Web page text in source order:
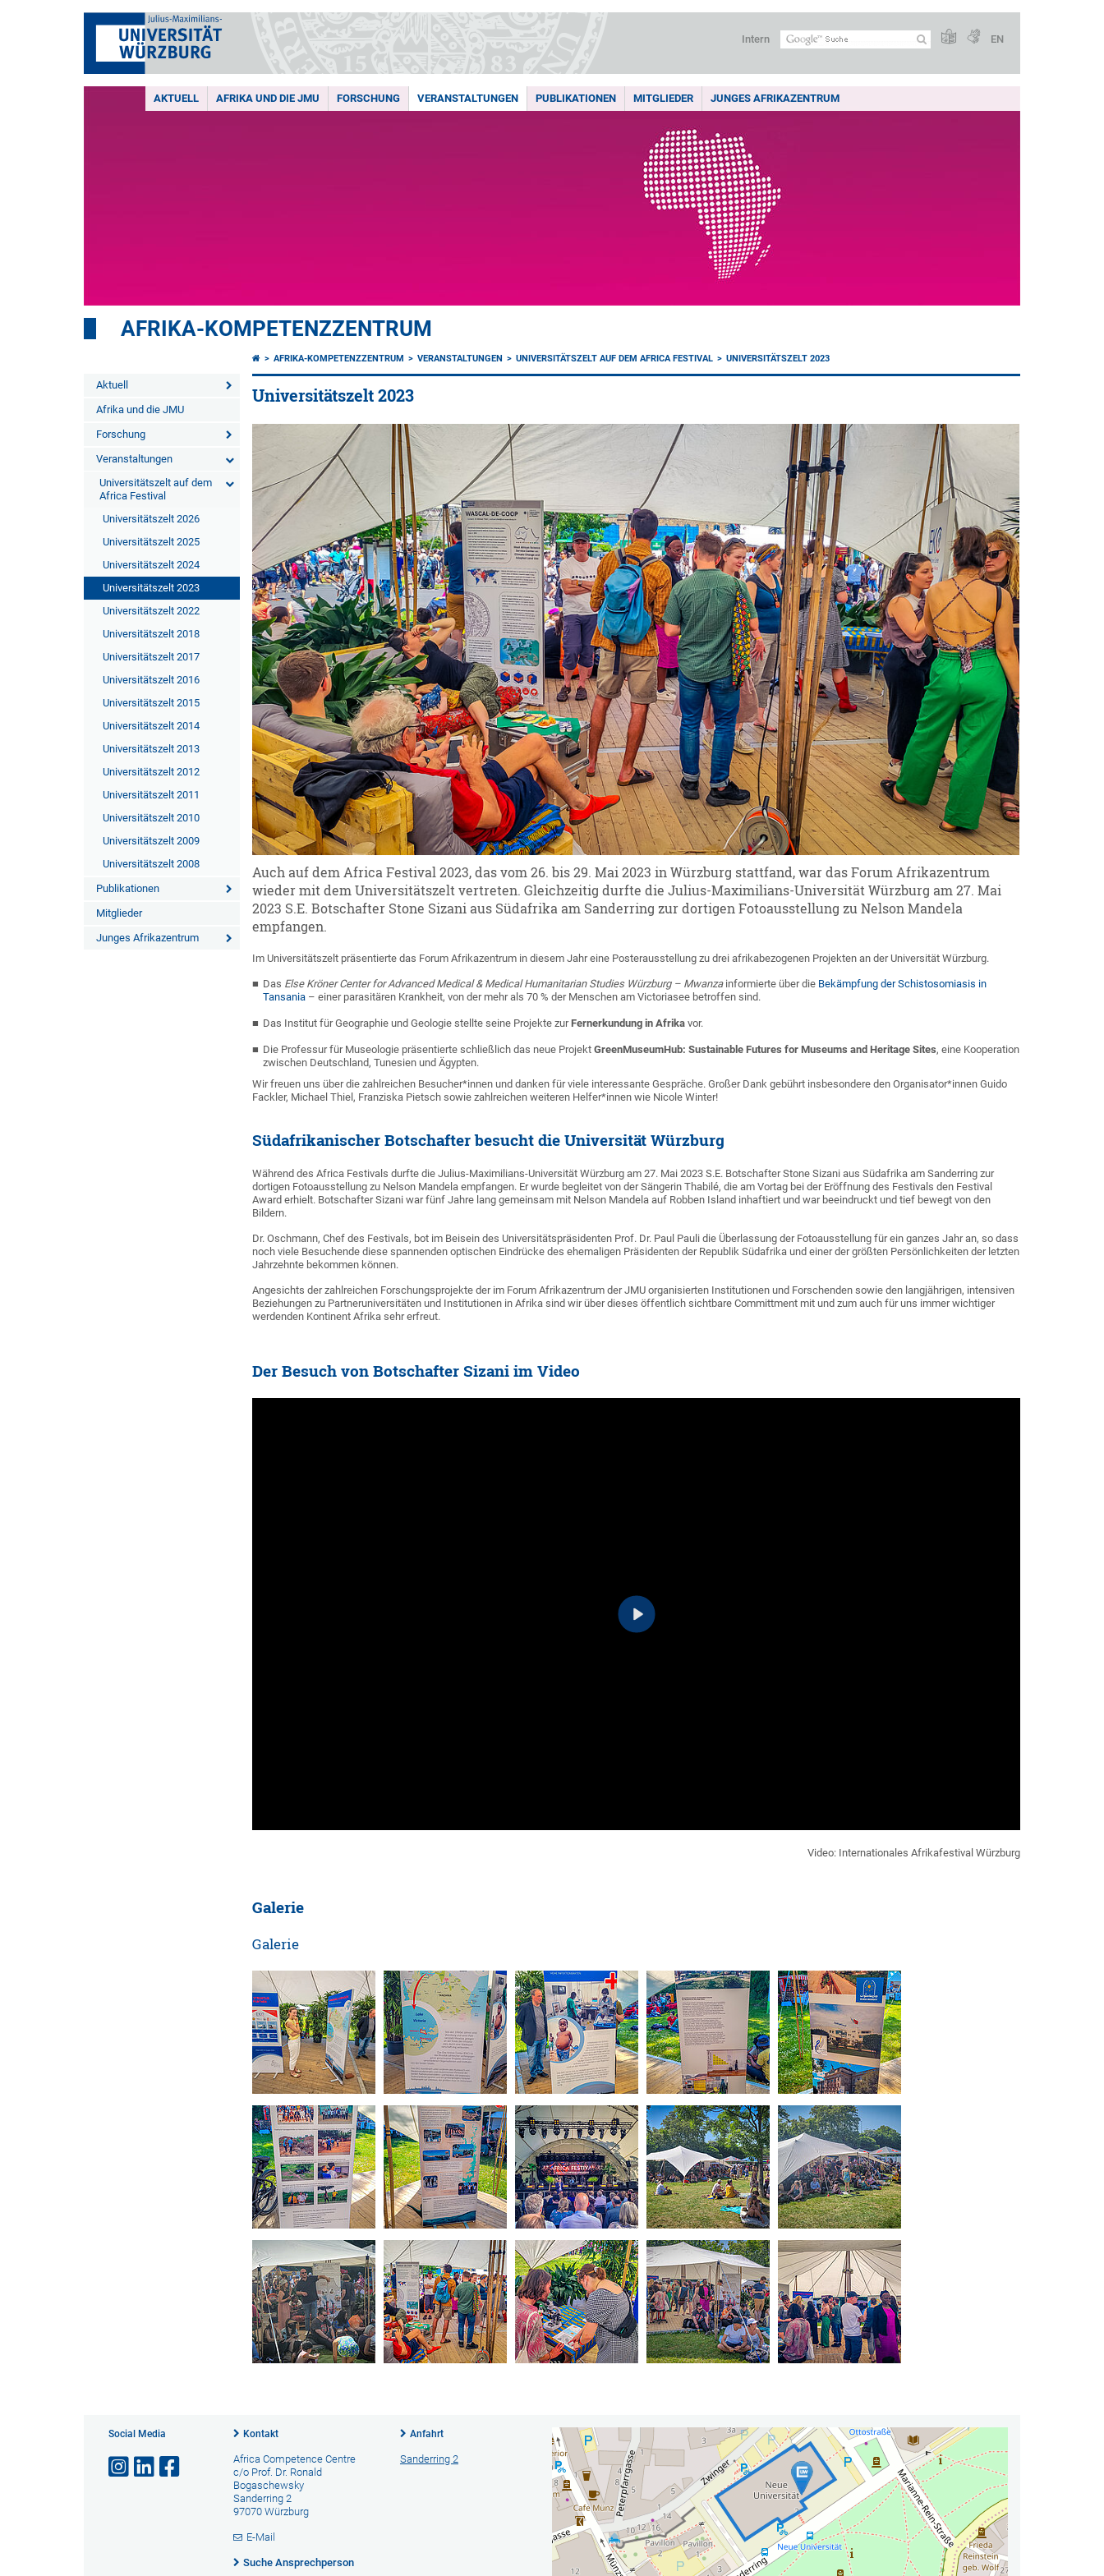
Intern EN
AKTUELL AFRIKA UND DIE JMU FORSCHUNG VERANSTALTUNGEN PUBLIKATIONEN MITGLIEDER JUNGES AFRIKAZENTRUM
AFRIKA-KOMPETENZZENTRUM
Aktuell
Afrika und die JMU
Forschung
Veranstaltungen
Universitätszelt auf dem
Africa Festival
Universitätszelt 2026
Universitätszelt 2025
Universitätszelt 2024
Universitätszelt 2023
Universitätszelt 2022
Universitätszelt 2018
Universitätszelt 2017
Universitätszelt 2016
Universitätszelt 2015
Universitätszelt 2014
Universitätszelt 2013
Universitätszelt 2012
Universitätszelt 2011
Universitätszelt 2010
Universitätszelt 2009
Universitätszelt 2008
Publikationen
Mitglieder
Junges Afrikazentrum
AFRIKA-KOMPETENZZENTRUM VERANSTALTUNGEN UNIVERSITÄTSZELT AUF DEM AFRICA FESTIVAL UNIVERSITÄTSZELT 2023
Universitätszelt 2023
Auch auf dem Africa Festival 2023, das vom 26. bis 29. Mai 2023 in Würzburg stattfand, war das Forum Afrikazentrum
wieder mit dem Universitätszelt vertreten. Gleichzeitig durfte die Julius-Maximilians-Universität Würzburg am 27. Mai
2023 S.E. Botschafter Stone Sizani aus Südafrika am Sanderring zur dortigen Fotoausstellung zu Nelson Mandela
empfangen.
Im Universitätszelt präsentierte das Forum Afrikazentrum in diesem Jahr eine Posterausstellung zu drei afrikabezogenen Projekten an der Universität Würzburg.
Das Else Kröner Center for Advanced Medical & Medical Humanitarian Studies Würzburg – Mwanzainformierte über die Bekämpfung der Schistosomiasis in
Tansania – einer parasitären Krankheit, von der mehr als 70 % der Menschen am Victoriasee betroffen sind.
Das Institut für Geographie und Geologie stellte seine Projekte zurFernerkundung in Afrika vor.
Die Professur für Museologie präsentierte schließlich das neue ProjektGreenMuseumHub: Sustainable Futures for Museums and Heritage Sites, eine Kooperation
zwischen Deutschland, Tunesien und Ägypten.
Wir freuen uns über die zahlreichen Besucher*innen und danken für viele interessante Gespräche. Großer Dank gebührt insbesondere den Organisator*innen Guido
Fackler, Michael Thiel, Franziska Pietsch sowie zahlreichen weiteren Helfer*innen wie Nicole Winter!
Südafrikanischer Botschafter besucht die Universität Würzburg
Während des Africa Festivals durfte die Julius-Maximilians-Universität Würzburg am 27. Mai 2023 S.E. Botschafter Stone Sizani aus Südafrika am Sanderring zur
dortigen Fotoausstellung zu Nelson Mandela empfangen. Er wurde begleitet von der Sängerin Thabilé, die am Vortag bei der Eröffnung des Festivals den Festival
Award erhielt. Botschafter Sizani war fünf Jahre lang gemeinsam mit Nelson Mandela auf Robben Island inhaftiert und war beeindruckt und tief bewegt von den
Bildern.
Dr. Oschmann, Chef des Festivals, bot im Beisein des Universitätspräsidenten Prof. Dr. Paul Pauli die Überlassung der Fotoausstellung für ein ganzes Jahr an, so dass
noch viele Besuchende diese spannenden optischen Eindrücke des ehemaligen Präsidenten der Republik Südafrika und einer der größten Persönlichkeiten der letzten
Jahrzehnte bekommen können.
Angesichts der zahlreichen Forschungsprojekte der im Forum Afrikazentrum der JMU organisierten Institutionen und Forschenden sowie den langjährigen, intensiven
Beziehungen zu Partneruniversitäten und Institutionen in Afrika sind wir über dieses öffentlich sichtbare Committment mit und zum auch für uns immer wichtiger
werdenden Kontinent Afrika sehr erfreut.
Der Besuch von Botschafter Sizani im Video
Video: Internationales Afrikafestival Würzburg
Galerie
Galerie
Social Media Kontakt
Africa Competence Centre
c/o Prof. Dr. Ronald
Bogaschewsky
Sanderring 2
97070 Würzburg
E-Mail
Suche Ansprechperson
Anfahrt
Sanderring 2